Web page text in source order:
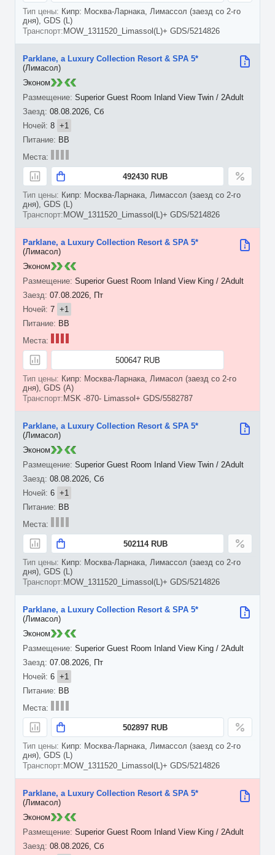
Кипр: Москва-Ларнака, Лимассол (заезд со 2-го
дня), GDS (L)
MOW_1311520_Limassol(L)+ GDS/5214826
08.08.2026, Сб
8 +1
Parklane, a Luxury Collection Resort & SPA 5*
(Лимасол)
Superior Guest Room Inland View Twin / 2Adult
BB
492430 RUB
Кипр: Москва-Ларнака, Лимассол (заезд со 2-го
дня), GDS (L)
MOW_1311520_Limassol(L)+ GDS/5214826
Эконом
07.08.2026, Пт
7 +1
Parklane, a Luxury Collection Resort & SPA 5*
(Лимасол)
Superior Guest Room Inland View King / 2Adult
BB
500647 RUB
Кипр: Москва-Ларнака, Лимасол (заезд со 2-го
дня), GDS (A)
MSK -870- Limassol+ GDS/5582787
Эконом
08.08.2026, Сб
6 +1
Parklane, a Luxury Collection Resort & SPA 5*
(Лимасол)
Superior Guest Room Inland View Twin / 2Adult
BB
502114 RUB
Кипр: Москва-Ларнака, Лимассол (заезд со 2-го
дня), GDS (L)
MOW_1311520_Limassol(L)+ GDS/5214826
Эконом
07.08.2026, Пт
6 +1
Parklane, a Luxury Collection Resort & SPA 5*
(Лимасол)
Superior Guest Room Inland View King / 2Adult
BB
502897 RUB
Кипр: Москва-Ларнака, Лимассол (заезд со 2-го
дня), GDS (L)
MOW_1311520_Limassol(L)+ GDS/5214826
Эконом
08.08.2026, Сб
Parklane, a Luxury Collection Resort & SPA 5*
(Лимасол)
Superior Guest Room Inland View King / 2Adult
Эконом